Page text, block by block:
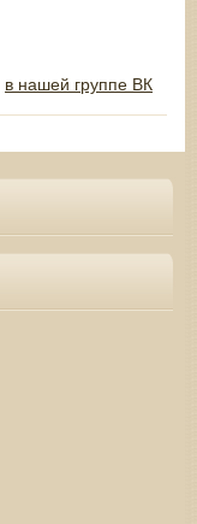
в нашей группе ВК